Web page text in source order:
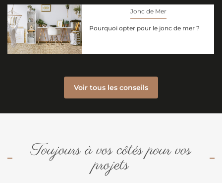
Jonc de Mer
Pourquoi opter pour le jonc de mer ?
Voir tous les conseils
Toujours à vos côtés pour vos
projets